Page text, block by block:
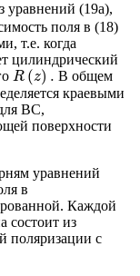
уравнений (19а),
поля в (18)
т.е. когда
цилиндрический
R (z) . В общем
краевыми
ВС,
поверхности
уравнений
в
Каждой
состоит из
поляризации с